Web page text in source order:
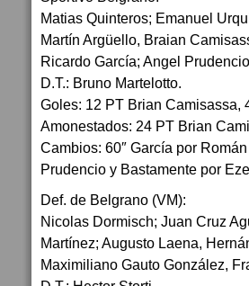
Matias Quinteros; Emanuel
Martín Argüello, Braian
Ricardo García; Angel
D.T.: Bruno Martelotto.
Goles: 12 PT Brian Camisassa,
Amonestados: 24 PT Brian
Cambios: 60″ García por
Prudencio y Bastamente por
Def. de Belgrano (VM):
Nicolas Dormisch; Juan Cruz
Martínez; Augusto Laena,
Maximiliano Gauto González,